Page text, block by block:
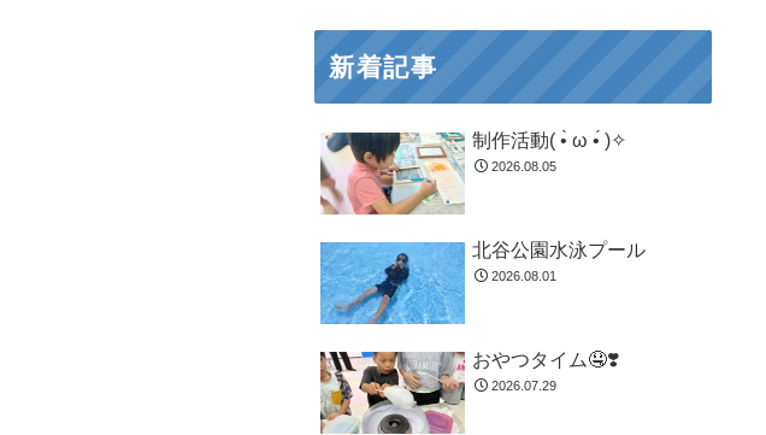
新着記事
制作活動( •̀ ω •́ )✧
2026.08.05
北谷公園水泳プール
2026.08.01
おやつタイム🤤❣️
2026.07.29